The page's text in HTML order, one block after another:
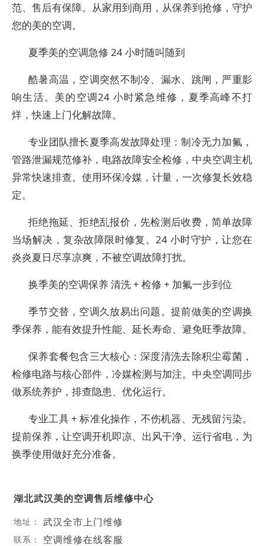
范、售后有保障。从家用到商用，从保养到抢修，守护
您的美的空调。
夏季美的空调急修 24 小时随叫随到
酷暑高温，空调突然不制冷、漏水、跳闸，严重影
响生活。美的空调24 小时紧急维修，夏季高峰不打
烊，快速上门化解故障。
专业团队擅长夏季高发故障处理：制冷无力加氟，
管路泄漏规范修补，电路故障安全检修，中央空调主机
异常快速排查。使用环保冷媒，计量，一次修复长效稳
定。
拒绝拖延、拒绝乱报价，先检测后收费，简单故障
当场解决，复杂故障限时修复。24 小时守护，让您在
炎炎夏日尽享凉爽，不被空调故障打扰。
换季美的空调保养 清洗 + 检修 + 加氟一步到位
季节交替，空调久放易出问题。提前做美的空调换
季保养，能有效提升性能、延长寿命、避免旺季故障。
保养套餐包含三大核心：深度清洗去除积尘霉菌，
检修电路与核心部件，冷媒检测与加注。中央空调同步
做系统养护，排查隐患、优化运行。
专业工具 + 标准化操作，不伤机器、无残留污染。
提前保养，让空调开机即凉、出风干净、运行省电，为
换季使用做好充分准备。
湖北武汉美的空调售后维修中心
地址： 武汉全市上门维修
联系： 空调维修在线客服